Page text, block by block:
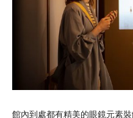
館內到處都有精美的眼鏡元素